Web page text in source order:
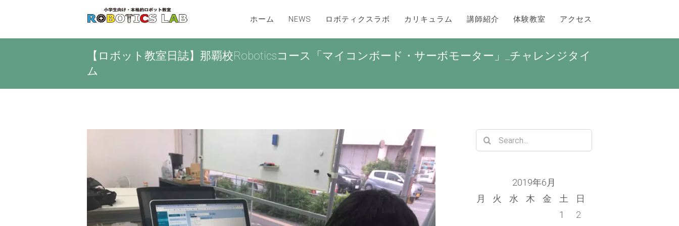
ホーム NEWS ロボティクスラボ カリキュラム 講師紹介 体験教室 アクセス
【ロボット教室日誌】那覇校Roboticsコース「マイコンボード・サーボモーター」_チャレンジタイ
ム
Search
for:
2019年6月
月
火 水 木 金 土
日
1
2